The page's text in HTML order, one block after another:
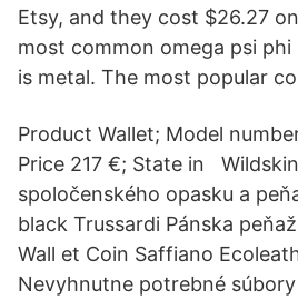
Etsy, and they cost $26.27
most common omega psi phi
is metal. The most popular
Product Wallet; Model
Price 217 €; State in
spoločenského opasku a
black Trussardi Pánska
Wall et Coin Saffiano
Nevyhnutne potrebné